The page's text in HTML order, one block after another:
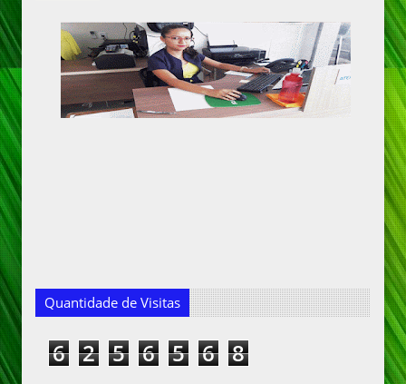
Quantidade de Visitas
6 2 5 6 5 6 8